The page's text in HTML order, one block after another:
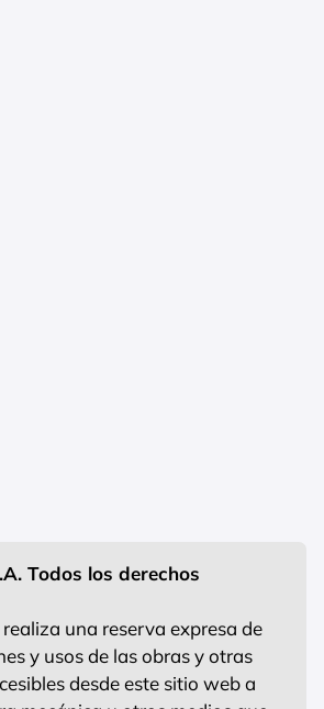
Todos los derechos
una reserva expresa de
y usos de las obras y otras
desde este sitio web a